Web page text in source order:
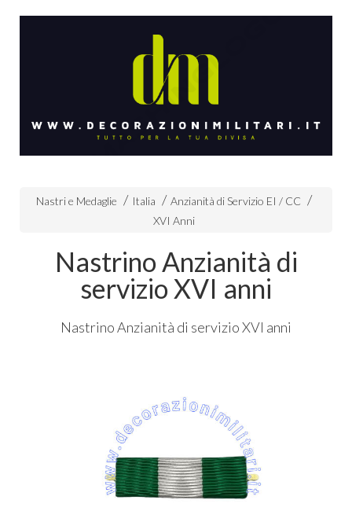
Nastri e Medaglie Italia
Anzianità di Servizio EI / CC
XVI Anni
Nastrino Anzianità di
servizio XVI anni
Nastrino Anzianità di servizioXVI anni